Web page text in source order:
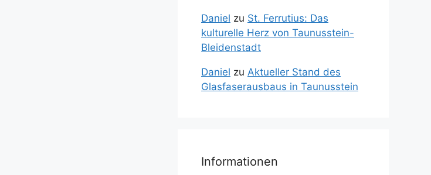
Daniel zu St. Ferrutius: Das
kulturelle Herz von Taunusstein-
Bleidenstadt
Daniel zu Aktueller Stand des
Glasfaserausbaus in Taunusstein
Informationen